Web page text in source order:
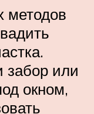
методов
забор или
окном,